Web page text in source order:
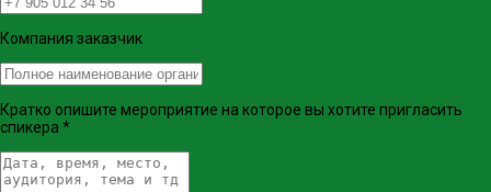
Компания заказчик
Кратко опишите мероприятие на которое вы хотите пригласить
спикера *